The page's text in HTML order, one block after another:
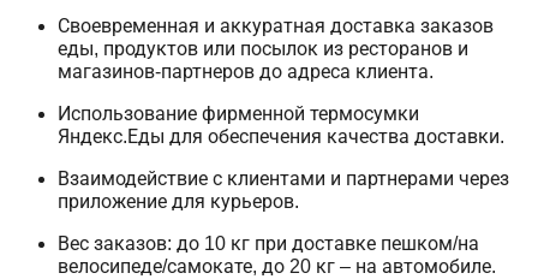
Своевременная и аккуратная доставка заказов
еды, продуктов или посылок из ресторанов и
магазинов-партнеров до адреса клиента.
Использование фирменной термосумки
Яндекс.Еды для обеспечения качества доставки.
Взаимодействие с клиентами и партнерами через
приложение для курьеров.
Вес заказов: до 10 кг при доставке пешком/на
велосипеде/самокате, до 20 кг – на автомобиле.